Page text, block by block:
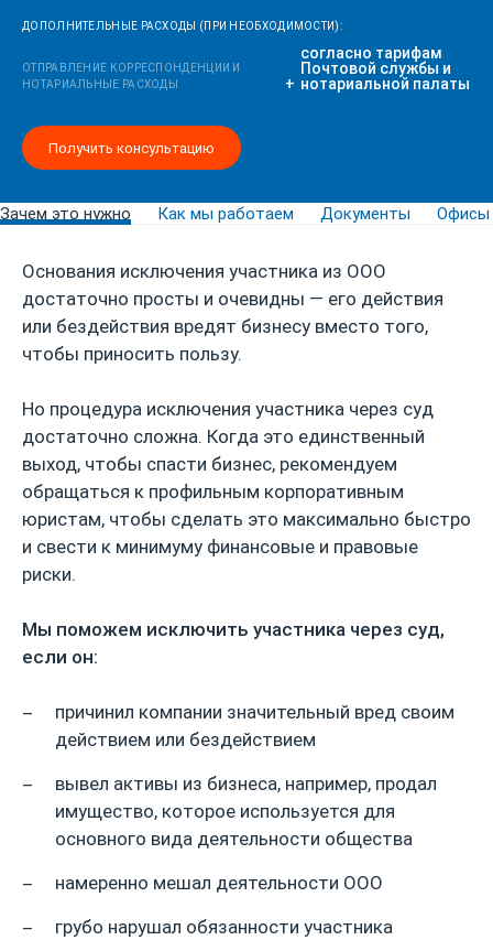
ДОПОЛНИТЕЛЬНЫЕ РАСХОДЫ (ПРИ НЕОБХОДИМОСТИ):
ОТПРАВЛЕНИЕ КОРРЕСПОНДЕНЦИИ И
НОТАРИАЛЬНЫЕ РАСХОДЫ
согласно тарифам
Почтовой службы и
нотариальной палаты
Получить консультацию
Зачем это нужно Как мы работаем Документы Офисы
Основания исключения участника из ООО
достаточно просты и очевидны — его действия
или бездействия вредят бизнесу вместо того,
чтобы приносить пользу.
Но процедура исключения участника через суд
достаточно сложна. Когда это единственный
выход, чтобы спасти бизнес, рекомендуем
обращаться к профильным корпоративным
юристам, чтобы сделать это максимально быстро
и свести к минимуму финансовые и правовые
риски.
Мы поможем исключить участника через суд,
если он:
причинил компании значительный вред своим
действием или бездействием
вывел активы из бизнеса, например, продал
имущество, которое используется для
основного вида деятельности общества
намеренно мешал деятельности ООО
грубо нарушал обязанности участника